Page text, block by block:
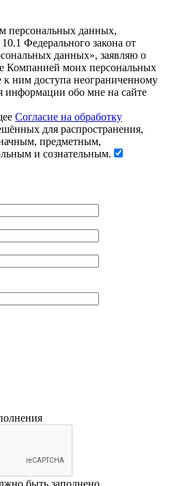
персональных данных,
Федерального закона от
данных», заявляю о
Компанией моих персональных
к ним доступа неограниченному
информации обо мне на сайте
Согласие на обработку
для распространения,
предметным,
и сознательным.
быть заполнено.